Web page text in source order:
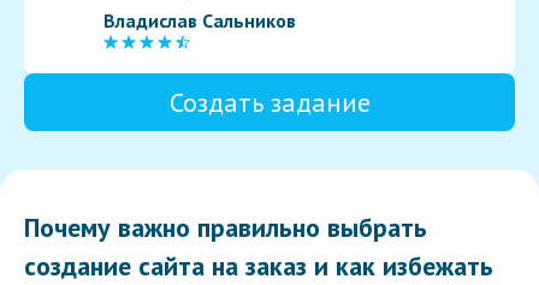
Владислав Сальников
Создать задание
Почему важно правильно выбрать
создание сайта на заказ и как избежать